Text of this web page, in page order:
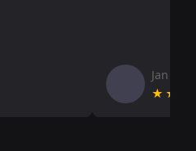
Jan V